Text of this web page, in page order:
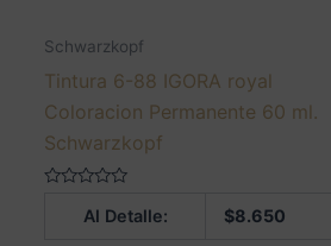
Schwarzkopf
Tintura 6-88 IGORA royal
Coloracion Permanente 60 ml.
Schwarzkopf
Al Detalle: $8.650